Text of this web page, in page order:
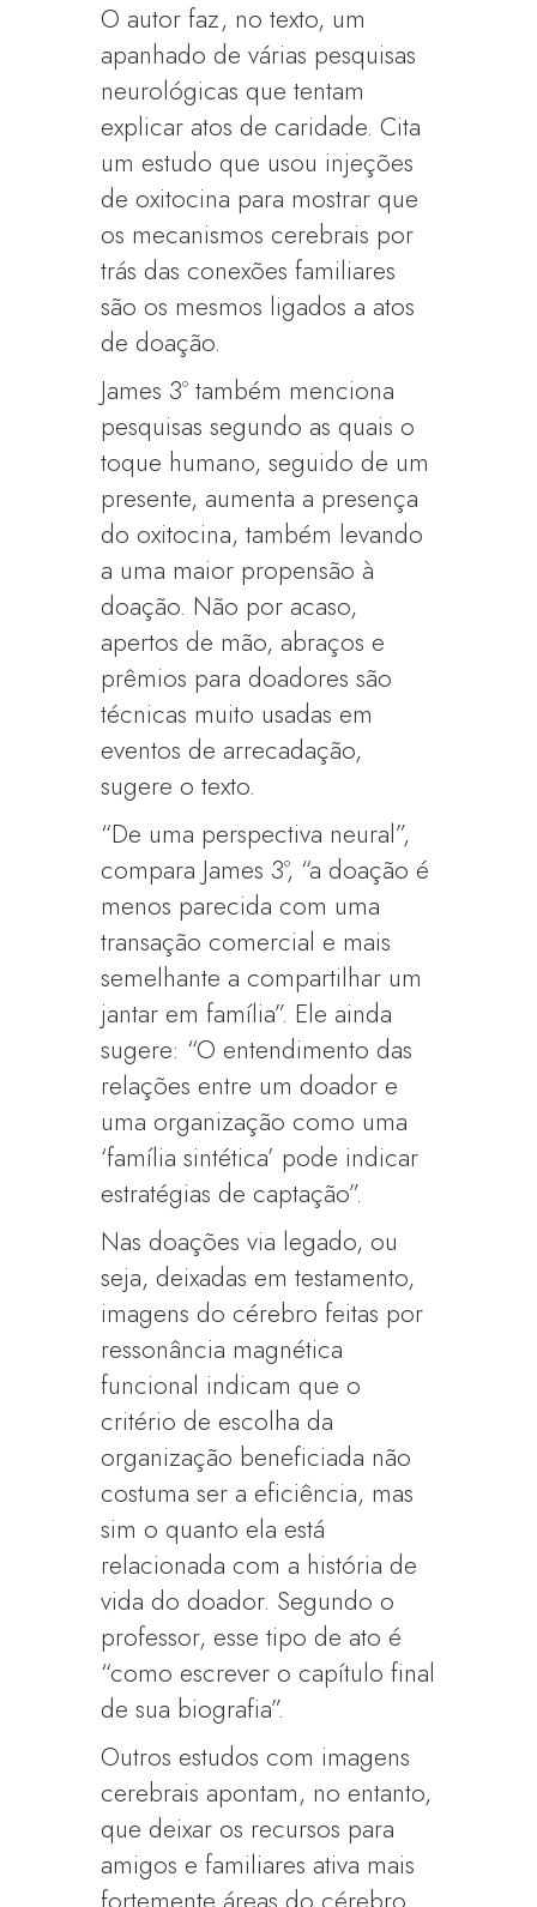
O autor faz, no texto, um
apanhado de várias pesquisas
neurológicas que tentam
explicar atos de caridade. Cita
um estudo que usou injeções
de oxitocina para mostrar que
os mecanismos cerebrais por
trás das conexões familiares
são os mesmos ligados a atos
de doação.
James 3º também menciona
pesquisas segundo as quais o
toque humano, seguido de um
presente, aumenta a presença
do oxitocina, também levando
a uma maior propensão à
doação. Não por acaso,
apertos de mão, abraços e
prêmios para doadores são
técnicas muito usadas em
eventos de arrecadação,
sugere o texto.
“De uma perspectiva neural”,
compara James 3º, “a doação é
menos parecida com uma
transação comercial e mais
semelhante a compartilhar um
jantar em família”. Ele ainda
sugere: “O entendimento das
relações entre um doador e
uma organização como uma
‘família sintética’ pode indicar
estratégias de captação”.
Nas doações via legado, ou
seja, deixadas em testamento,
imagens do cérebro feitas por
ressonância magnética
funcional indicam que o
critério de escolha da
organização beneficiada não
costuma ser a eficiência, mas
sim o quanto ela está
relacionada com a história de
vida do doador. Segundo o
professor, esse tipo de ato é
“como escrever o capítulo final
de sua biografia”.
Outros estudos com imagens
cerebrais apontam, no entanto,
que deixar os recursos para
amigos e familiares ativa mais